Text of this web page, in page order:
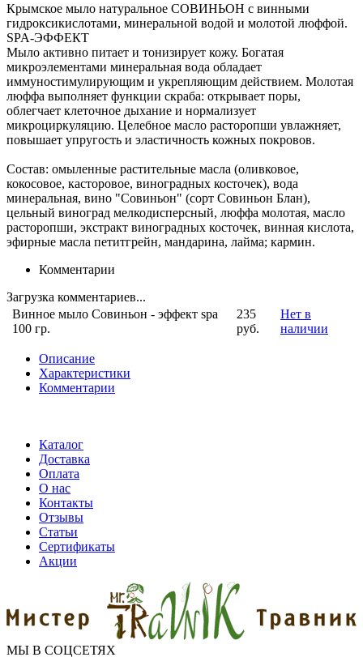
Крымское мыло натуральное СОВИНЬОН с винными
гидроксикислотами, минеральной водой и молотой люффой.
SPA-ЭФФЕКТ
Мыло активно питает и тонизирует кожу. Богатая
микроэлементами минеральная вода обладает
иммуностимулирующим и укрепляющим действием. Молотая
люффа выполняет функции скраба: открывает поры,
облегчает клеточное дыхание и нормализует
микроциркуляцию. Целебное масло расторопши увлажняет,
повышает упругость и эластичность кожных покровов.
Состав: омыленные растительные масла (оливковое,
кокосовое, касторовое, виноградных косточек), вода
минеральная, вино "Совиньон" (сорт Совиньон Блан),
цельный виноград мелкодисперсный, люффа молотая, масло
расторопши, экстракт виноградных косточек, винная кислота,
эфирные масла петитгрейн, мандарина, лайма; кармин.
Комментарии
Загрузка комментариев...
Винное мыло Совиньон - эффект spa
100 гр.
235
руб.
Нет в
наличии
Описание
Характеристики
Комментарии
Каталог
Доставка
Оплата
О нас
Контакты
Отзывы
Статьи
Сертификаты
Акции
МЫ В СОЦСЕТЯХ